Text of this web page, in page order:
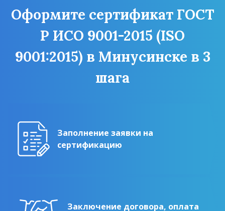
Оформите сертификат ГОСТ
Р ИСО 9001-2015 (ISO
9001:2015) в Минусинске в 3
шага
Заполнение заявки на
сертификацию
Заключение договора, оплата